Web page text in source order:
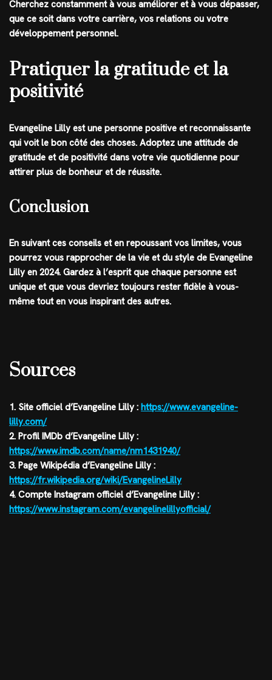
Cherchez constamment à vous améliorer et à vous dépasser,
que ce soit dans votre carrière, vos relations ou votre
développement personnel.
Pratiquer la gratitude et la
positivité
Evangeline Lilly est une personne positive et reconnaissante
qui voit le bon côté des choses. Adoptez une attitude de
gratitude et de positivité dans votre vie quotidienne pour
attirer plus de bonheur et de réussite.
Conclusion
En suivant ces conseils et en repoussant vos limites, vous
pourrez vous rapprocher de la vie et du style de Evangeline
Lilly en 2024. Gardez à l’esprit que chaque personne est
unique et que vous devriez toujours rester fidèle à vous-
même tout en vous inspirant des autres.
Sources
1. Site officiel d’Evangeline Lilly : https://www.evangeline-
lilly.com/
2. Profil IMDb d’Evangeline Lilly :
https://www.imdb.com/name/nm1431940/
3. Page Wikipédia d’Evangeline Lilly :
https://fr.wikipedia.org/wiki/EvangelineLilly
4. Compte Instagram officiel d’Evangeline Lilly :
https://www.instagram.com/evangelinelillyofficial/